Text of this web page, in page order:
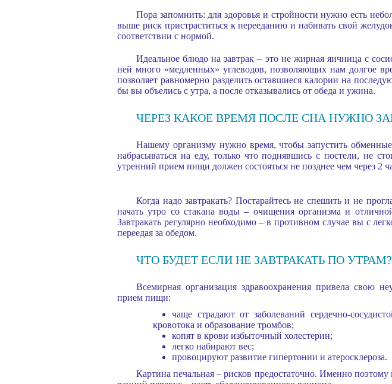
Пора запомнить: для здоровья и стройности нужно есть
выше риск пристраститься к перееданию и набивать свой
соответствии с нормой.
Идеальное блюдо на завтрак – это не жирная яичница с
ней много «медленных» углеводов, позволяющих нам долгое
позволяет равномерно разделить оставшиеся калории на
бы вы объелись с утра, а после отказывались от обеда и ужина.
ЧЕРЕЗ КАКОЕ ВРЕМЯ ПОСЛЕ СНА НУЖНО
Нашему организму нужно время, чтобы запустить
набрасываться на еду, только что поднявшись с постели, не
утренний прием пищи должен состояться не позднее чем через 2
Когда надо завтракать? Постарайтесь не спешить и не
начать утро со стакана воды – очищения организма и
Завтракать регулярно необходимо – в противном случае вы с
переедая за обедом.
ЧТО БУДЕТ ЕСЛИ НЕ ЗАВТРАКАТЬ ПО УТРАМ?
Всемирная организация здравоохранения привела свою
прием пищи:
чаще страдают от заболеваний сердечно-
кровотока и образование тромбов;
копят в крови избыточный холестерин;
легко набирают вес;
провоцируют развитие гипертонии и атеросклероза.
Картина печальная – рисков предостаточно. Именно